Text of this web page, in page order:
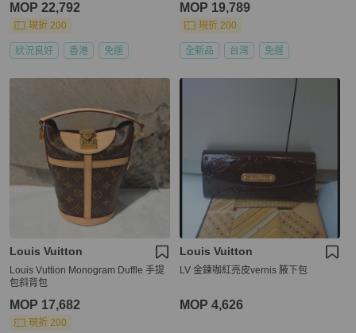
MOP 22,792
現折 200
狀況良好 香港 免運
MOP 19,789
現折 200
全新品 台灣 免運
Louis Vuitton
Louis Vuttion Monogram Duffle 手提
包斜背包
MOP 17,682
現折 200
Louis Vuitton
LV 金鍊咖紅亮皮vernis 腋下包
MOP 4,626